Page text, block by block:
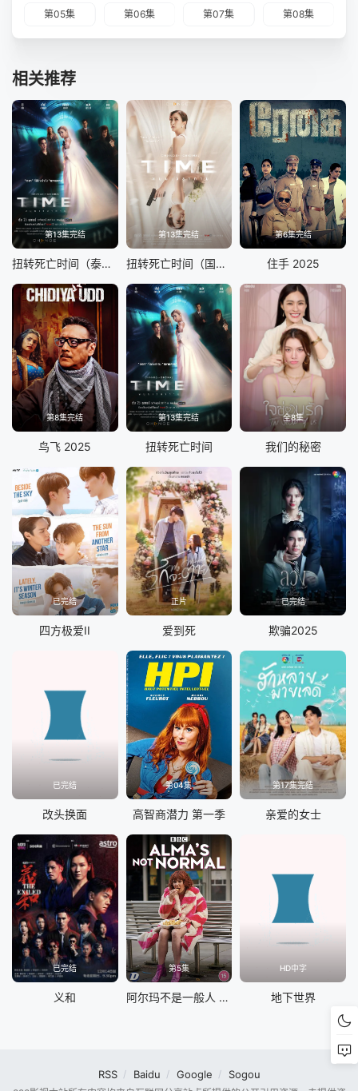
第05集 第06集 第07集 第08集
相关推荐
第13集完结
扭转死亡时间（泰语版）
第13集完结
扭转死亡时间（国语版）
第6集完结
住手 2025
第8集完结
鸟飞 2025
第13集完结
扭转死亡时间
全8集
我们的秘密
已完结
四方极爱II
正片
爱到死
已完结
欺骗2025
已完结
改头换面
第04集
高智商潜力 第一季
第17集完结
亲爱的女士
已完结
义和
第5集
阿尔玛不是一般人 第一季
HD中字
地下世界
RSS Baidu Google Sogou